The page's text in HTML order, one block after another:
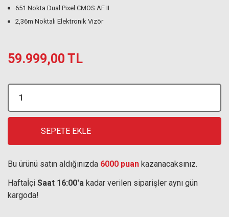
651 Nokta Dual Pixel CMOS AF II
2,36m Noktalı Elektronik Vizör
59.999,00 TL
SEPETE EKLE
Bu ürünü satın aldığınızda 6000 puan kazanacaksınız.
Haftaİçi Saat 16:00'a kadar verilen siparişler aynı gün
kargoda!